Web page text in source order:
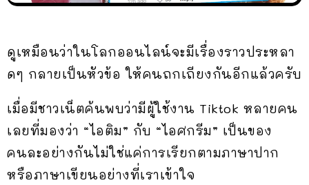
ดูเหมือนว่าในโลกออนไลน์จะมีเรื่องราวประหลา
ดๆ กลายเป็นหัวข้อ ให้คนถกเถียงกันอีกแล้วครับ
เมื่อมีชาวเน็ตค้นพบว่ามีผู้ใช้งาน Tiktok หลายคน
เลยที่มองว่า “ไอติม” กับ “ไอศกรีม” เป็นของ
คนละอย่างกันไม่ใช่แค่การเรียกตามภาษาปาก
หรือภาษาเขียนอย่างที่เราเข้าใจ